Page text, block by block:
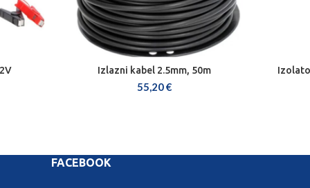
DODAJ U KOŠARICU
Izlazni kabel 2.5mm, 50m
55,20€
FACEBOOK